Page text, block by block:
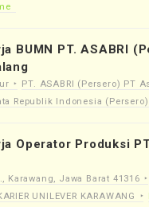
BUMN PT. ASABRI
PT. ASABRI (Persero) PT
Republik Indonesia (Persero)
Operator Produksi
Karawang, Jawa Barat 41316
UNILEVER KARAWANG